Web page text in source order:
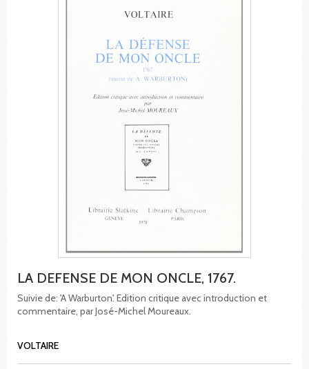
LA DEFENSE DE MON ONCLE, 1767.
Suivie de: 'A Warburton'. Edition critique avec introduction et
commentaire, par José-Michel Moureaux.
VOLTAIRE